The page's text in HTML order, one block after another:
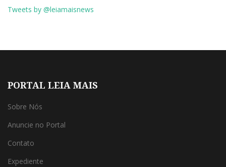
Tweets by @leiamaisnews
PORTAL LEIA MAIS
Sobre Nós
Anuncie no Portal
Contato
Expediente